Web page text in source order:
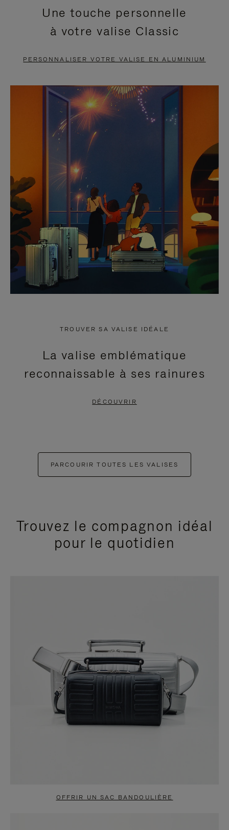
EN
PAUSE,
APPUYEZ
POUR
METTRE
PAUSE
VIDÉO
EST
DÉSACTIVÉ.
CLIQUER
POUR
RÉACTIVER
LE
SON
Une touche personnelle
à votre valise Classic
PERSONNALISER VOTRE VALISE EN ALUMINIUM
TROUVER SA VALISE IDÉALE
La valise emblématique
reconnaissable à ses rainures
DÉCOUVRIR
PARCOURIR TOUTES LES VALISES
Trouvez le compagnon idéal
pour le quotidien
OFFRIR UN SAC BANDOULIÈRE